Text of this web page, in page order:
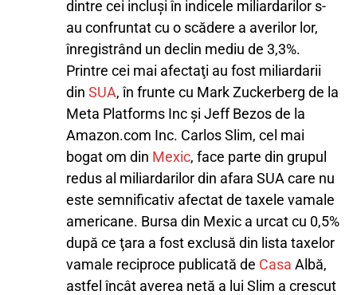
dintre cei incluşi în indicele miliardarilor s-
au confruntat cu o scădere a averilor lor,
înregistrând un declin mediu de 3,3%.
Printre cei mai afectaţi au fost miliardarii
dinSUA, în frunte cu Mark Zuckerberg de la
Meta Platforms Inc şi Jeff Bezos de la
Amazon.com Inc. Carlos Slim, cel mai
bogat om din Mexic, face parte din grupul
redus al miliardarilor din afara SUA care nu
este semnificativ afectat de taxele vamale
americane. Bursa din Mexic a urcat cu 0,5%
după ce ţara a fost exclusă din lista taxelor
vamale reciproce publicată de Casa Albă,
astfel încât averea netă a lui Slim a crescut